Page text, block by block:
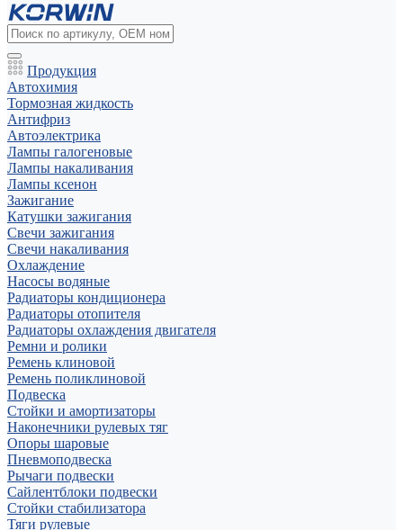
Продукция
Автохимия
Тормозная жидкость
Антифриз
Автоэлектрика
Лампы галогеновые
Лампы накаливания
Лампы ксенон
Зажигание
Катушки зажигания
Свечи зажигания
Свечи накаливания
Охлаждение
Насосы водяные
Радиаторы кондиционера
Радиаторы отопителя
Радиаторы охлаждения двигателя
Ремни и ролики
Ремень клиновой
Ремень поликлиновой
Подвеска
Стойки и амортизаторы
Наконечники рулевых тяг
Опоры шаровые
Пневмоподвеска
Рычаги подвески
Сайлентблоки подвески
Стойки стабилизатора
Тяги рулевые